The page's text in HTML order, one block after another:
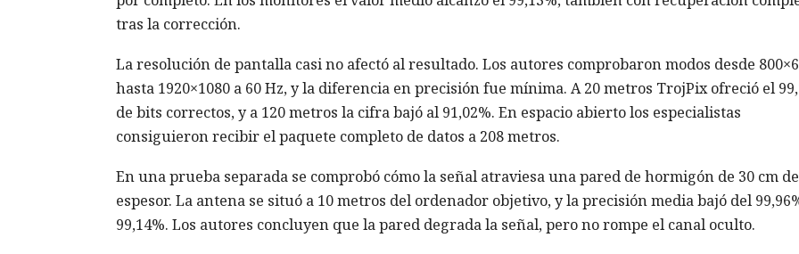
tras la corrección.
La resolución de pantalla casi no afectó al resultado. Los autores comprobaron modos desde
hasta 1920×1080 a 60 Hz, y la diferencia en precisión fue mínima. A 20 metros TrojPix ofreció el
de bits correctos, y a 120 metros la cifra bajó al 91,02%. En espacio abierto los especialistas
consiguieron recibir el paquete completo de datos a 208 metros.
En una prueba separada se comprobó cómo la señal atraviesa una pared de hormigón de 30 cm de
espesor. La antena se situó a 10 metros del ordenador objetivo, y la precisión media bajó del
99,14%. Los autores concluyen que la pared degrada la señal, pero no rompe el canal oculto.